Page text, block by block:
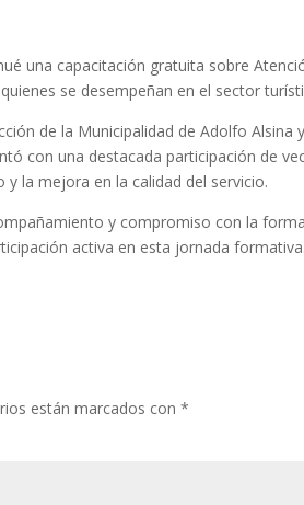
una capacitación gratuita sobre
se desempeñan en el sector
de la Municipalidad de Adolfo Alsina
con una destacada participación de
la mejora en la calidad del servicio.
y compromiso con la
activa en esta jornada formativa.
están marcados con*